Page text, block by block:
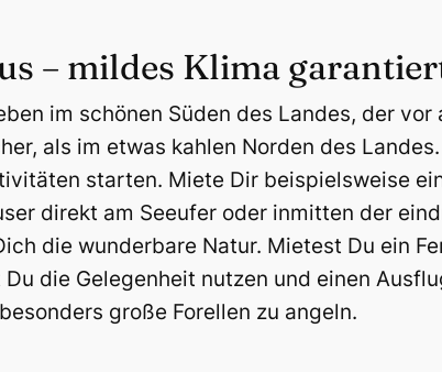
– mildes Klima
im schönen Süden des Landes, der
als im etwas kahlen Norden des
starten. Miete Dir beispielsweise
direkt am Seeufer oder inmitten der
die wunderbare Natur. Mietest Du ein
die Gelegenheit nutzen und einen
große Forellen zu angeln.